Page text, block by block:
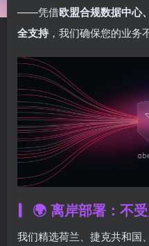
——凭借欧盟合规数据中心
全支持，我们确保您的业务
🌍 离岸部署：不
我们精选荷兰、捷克共和国